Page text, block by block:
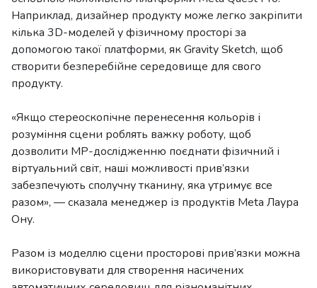
Наприклад, дизайнер продукту може легко закріпити
кілька 3D-моделей у фізичному просторі за
допомогою такої платформи, як Gravity Sketch, щоб
створити безперебійне середовище для свого
продукту.
«Якщо стереоскопічне перенесення кольорів і
розуміння сцени роблять важку роботу, щоб
дозволити МР-дослідженню поєднати фізичний і
віртуальний світ, наші можливості прив’язки
забезпечують сполучну тканину, яка утримує все
разом», — сказала менеджер із продуктів Meta Лаура
Ону.
Разом із моделлю сцени просторові прив’язки можна
використовувати для створення насичених